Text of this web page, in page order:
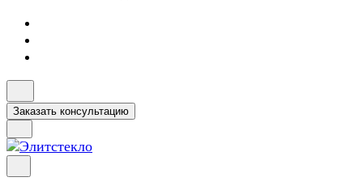
Заказать консультацию